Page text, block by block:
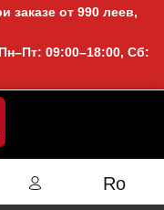
заказе от 990 леев,
09:00–18:00, Сб:
Ro